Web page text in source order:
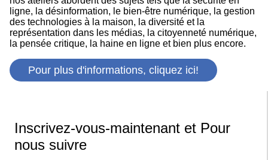
ligne, la désinformation, le bien-être numérique, la gestion
des technologies à la maison, la diversité et la
représentation dans les médias, la citoyenneté numérique,
la pensée critique, la haine en ligne et bien plus encore.
Pour plus d'informations, cliquez ici!
Inscrivez-vous-maintenant et Pour
nous suivre